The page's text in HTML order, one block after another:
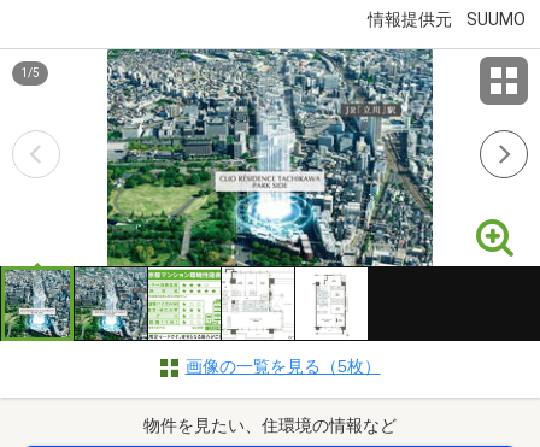
情報提供元 SUUMO
1 /5
画像の一覧を見る（5枚）
物件を見たい、住環境の情報など